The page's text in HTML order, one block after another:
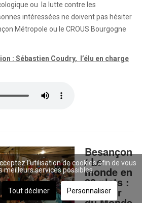
ou la lutte contre les
intéressées ne doivent pas hésiter
Métropole ou le CROUS Bourgogne
: Sébastien Coudry, l’élu en charge
Besançon
/ Le
monde en
80 plats :
un Tour
l'utilisation de cookies afin de vous
meilleurs services possibles.
Tout décliner Personnaliser